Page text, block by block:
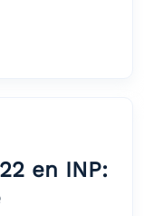
en INP: